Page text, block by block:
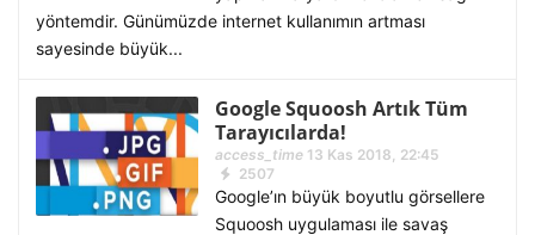
yöntemdir. Günümüzde internet kullanımın artması
sayesinde büyük...
Google Squoosh Artık Tüm
Tarayıcılarda!
access_time13 Kas 2018, 22:45
2507
Google’ın büyük boyutlu görsellere
Squoosh uygulaması ile savaş